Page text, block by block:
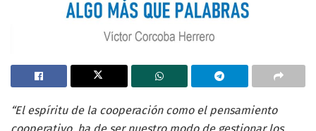
“El espíritu de la cooperación como el pensamiento